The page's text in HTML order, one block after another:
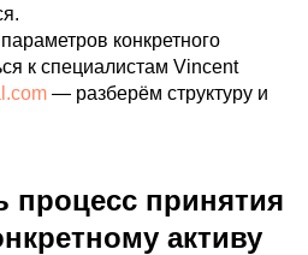
конкретного
к специалистам Vincent
— разберём структуру и
процесс принятия
активу